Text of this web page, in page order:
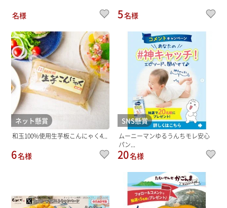
名様 5名様
ネット懸賞
和玉100%使用生芋板こんにゃく4...
6名様
SNS懸賞
ムーニーマンゆるうんちモレ安心
パン...
20名様